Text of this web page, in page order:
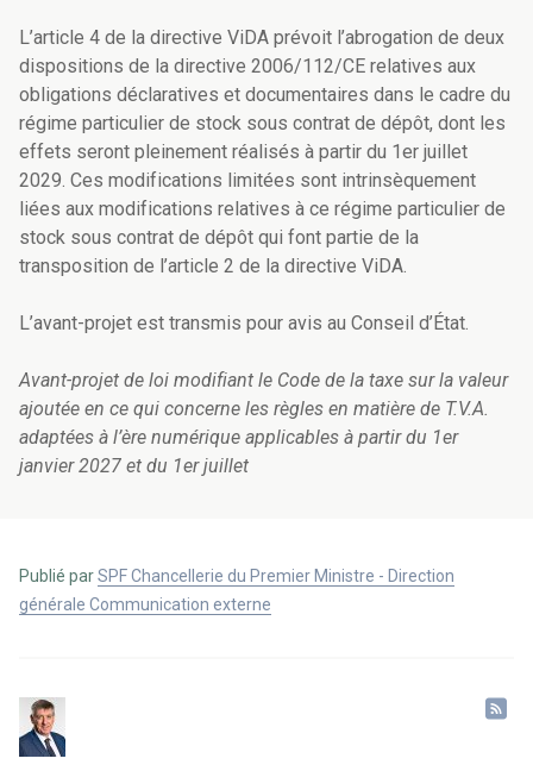
L’article 4 de la directive ViDA prévoit l’abrogation de deux
dispositions de la directive 2006/112/CE relatives aux
obligations déclaratives et documentaires dans le cadre du
régime particulier de stock sous contrat de dépôt, dont les
effets seront pleinement réalisés à partir du 1er juillet
2029. Ces modifications limitées sont intrinsèquement
liées aux modifications relatives à ce régime particulier de
stock sous contrat de dépôt qui font partie de la
transposition de l’article 2 de la directive ViDA.
L’avant-projet est transmis pour avis au Conseil d’État.
Avant-projet de loi modifiant le Code de la taxe sur la valeur
ajoutée en ce qui concerne les règles en matière de T.V.A.
adaptées à l’ère numérique applicables à partir du 1er
janvier 2027 et du 1er juillet
Publié parSPF Chancellerie du Premier Ministre - Direction
générale Communication externe